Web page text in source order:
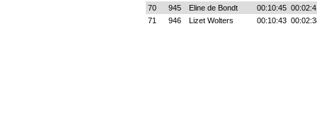
70
945 Eline de Bondt 00:10:45
71
946 Lizet Wolters 00:10:43